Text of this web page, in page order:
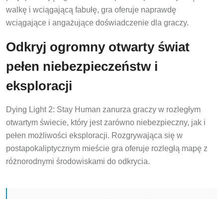
walkę i wciągającą fabułę, gra oferuje naprawdę
wciągające i angażujące doświadczenie dla graczy.
Odkryj ogromny otwarty świat
pełen niebezpieczeństw i
eksploracji
Dying Light 2: Stay Human zanurza graczy w rozległym
otwartym świecie, który jest zarówno niebezpieczny, jak i
pełen możliwości eksploracji. Rozgrywająca się w
postapokaliptycznym mieście gra oferuje rozległą mapę z
różnorodnymi środowiskami do odkrycia.